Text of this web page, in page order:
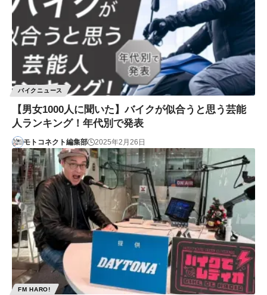
バイクニュース
【男女1000人に聞いた】バイクが似合うと思う芸能
人ランキング！年代別で発表
モトコネクト編集部 2025年2月26日
FM HARO!